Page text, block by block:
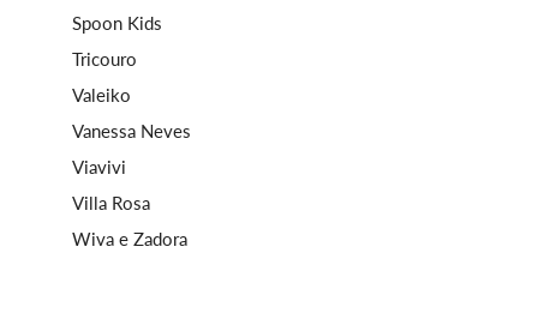
Spoon Kids
Tricouro
Valeiko
Vanessa Neves
Viavivi
Villa Rosa
Wiva e Zadora